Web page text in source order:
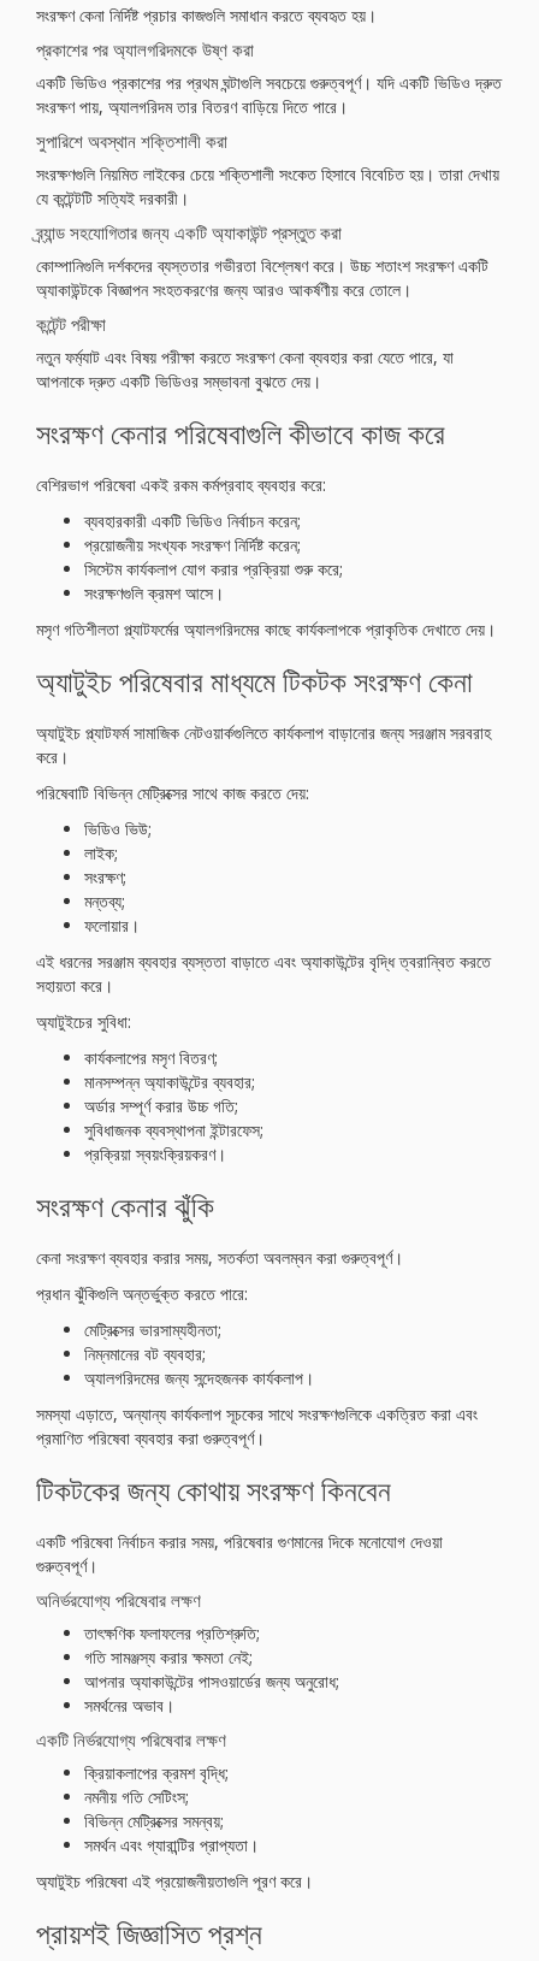
সংরক্ষণ কেনা নির্দিষ্ট প্রচার কাজগুলি সমাধান করতে ব্যবহৃত হয়।
প্রকাশের পর অ্যালগরিদমকে উষ্ণ করা
একটি ভিডিও প্রকাশের পর প্রথম ঘন্টাগুলি সবচেয়ে গুরুত্বপূর্ণ। যদি একটি ভিডিও দ্রুত
সংরক্ষণ পায়, অ্যালগরিদম তার বিতরণ বাড়িয়ে দিতে পারে।
সুপারিশে অবস্থান শক্তিশালী করা
সংরক্ষণগুলি নিয়মিত লাইকের চেয়ে শক্তিশালী সংকেত হিসাবে বিবেচিত হয়। তারা দেখায়
যে কন্টেন্টটি সত্যিই দরকারী।
ব্র্যান্ড সহযোগিতার জন্য একটি অ্যাকাউন্ট প্রস্তুত করা
কোম্পানিগুলি দর্শকদের ব্যস্ততার গভীরতা বিশ্লেষণ করে। উচ্চ শতাংশ সংরক্ষণ একটি
অ্যাকাউন্টকে বিজ্ঞাপন সংহতকরণের জন্য আরও আকর্ষণীয় করে তোলে।
কন্টেন্ট পরীক্ষা
নতুন ফর্ম্যাট এবং বিষয় পরীক্ষা করতে সংরক্ষণ কেনা ব্যবহার করা যেতে পারে, যা
আপনাকে দ্রুত একটি ভিডিওর সম্ভাবনা বুঝতে দেয়।
সংরক্ষণ কেনার পরিষেবাগুলি কীভাবে কাজ করে
বেশিরভাগ পরিষেবা একই রকম কর্মপ্রবাহ ব্যবহার করে:
ব্যবহারকারী একটি ভিডিও নির্বাচন করেন;
প্রয়োজনীয় সংখ্যক সংরক্ষণ নির্দিষ্ট করেন;
সিস্টেম কার্যকলাপ যোগ করার প্রক্রিয়া শুরু করে;
সংরক্ষণগুলি ক্রমশ আসে।
মসৃণ গতিশীলতা প্ল্যাটফর্মের অ্যালগরিদমের কাছে কার্যকলাপকে প্রাকৃতিক দেখাতে দেয়।
অ্যাটুইচ পরিষেবার মাধ্যমে টিকটক সংরক্ষণ কেনা
অ্যাটুইচ প্ল্যাটফর্ম সামাজিক নেটওয়ার্কগুলিতে কার্যকলাপ বাড়ানোর জন্য সরঞ্জাম সরবরাহ
করে।
পরিষেবাটি বিভিন্ন মেট্রিক্সের সাথে কাজ করতে দেয়:
ভিডিও ভিউ;
লাইক;
সংরক্ষণ;
মন্তব্য;
ফলোয়ার।
এই ধরনের সরঞ্জাম ব্যবহার ব্যস্ততা বাড়াতে এবং অ্যাকাউন্টের বৃদ্ধি ত্বরান্বিত করতে
সহায়তা করে।
অ্যাটুইচের সুবিধা:
কার্যকলাপের মসৃণ বিতরণ;
মানসম্পন্ন অ্যাকাউন্টের ব্যবহার;
অর্ডার সম্পূর্ণ করার উচ্চ গতি;
সুবিধাজনক ব্যবস্থাপনা ইন্টারফেস;
প্রক্রিয়া স্বয়ংক্রিয়করণ।
সংরক্ষণ কেনার ঝুঁকি
কেনা সংরক্ষণ ব্যবহার করার সময়, সতর্কতা অবলম্বন করা গুরুত্বপূর্ণ।
প্রধান ঝুঁকিগুলি অন্তর্ভুক্ত করতে পারে:
মেট্রিক্সের ভারসাম্যহীনতা;
নিম্নমানের বট ব্যবহার;
অ্যালগরিদমের জন্য সন্দেহজনক কার্যকলাপ।
সমস্যা এড়াতে, অন্যান্য কার্যকলাপ সূচকের সাথে সংরক্ষণগুলিকে একত্রিত করা এবং
প্রমাণিত পরিষেবা ব্যবহার করা গুরুত্বপূর্ণ।
টিকটকের জন্য কোথায় সংরক্ষণ কিনবেন
একটি পরিষেবা নির্বাচন করার সময়, পরিষেবার গুণমানের দিকে মনোযোগ দেওয়া
গুরুত্বপূর্ণ।
অনির্ভরযোগ্য পরিষেবার লক্ষণ
তাৎক্ষণিক ফলাফলের প্রতিশ্রুতি;
গতি সামঞ্জস্য করার ক্ষমতা নেই;
আপনার অ্যাকাউন্টের পাসওয়ার্ডের জন্য অনুরোধ;
সমর্থনের অভাব।
একটি নির্ভরযোগ্য পরিষেবার লক্ষণ
ক্রিয়াকলাপের ক্রমশ বৃদ্ধি;
নমনীয় গতি সেটিংস;
বিভিন্ন মেট্রিক্সের সমন্বয়;
সমর্থন এবং গ্যারান্টির প্রাপ্যতা।
অ্যাটুইচ পরিষেবা এই প্রয়োজনীয়তাগুলি পূরণ করে।
প্রায়শই জিজ্ঞাসিত প্রশ্ন